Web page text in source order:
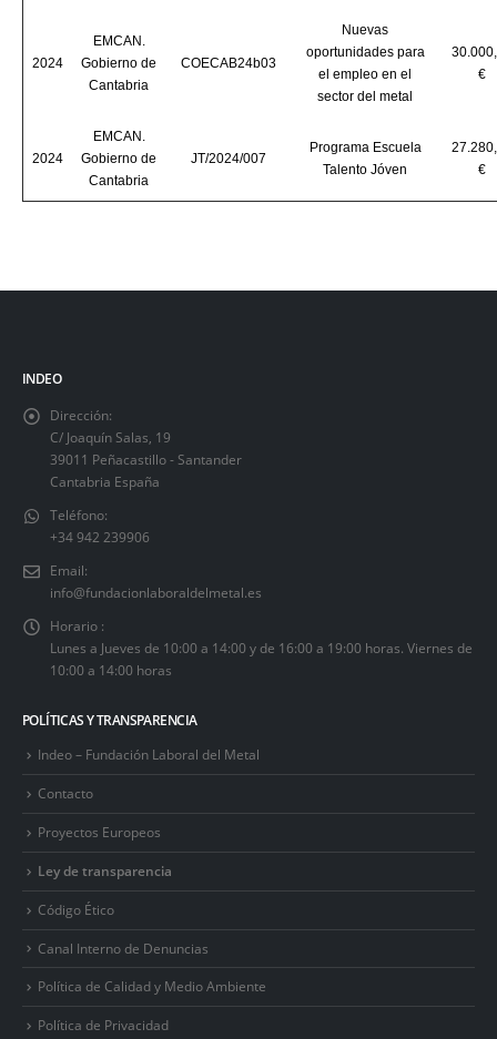
2024
EMCAN.
Gobierno de
Cantabria
COECAB24b03
Nuevas
oportunidades para
el empleo en el
sector del metal
€
2024
EMCAN.
Gobierno de
Cantabria
JT/2024/007
Programa Escuela
Talento Jóven
€
INDEO
Dirección:
C/ Joaquín Salas, 19
39011 Peñacastillo - Santander
Cantabria España
Teléfono:
+34 942 239906
Email:
info@fundacionlaboraldelmetal.es
Horario :
Lunes a Jueves de 10:00 a 14:00 y de 16:00 a 19:00 horas. Viernes de
10:00 a 14:00 horas
POLÍTICAS Y TRANSPARENCIA
Indeo – Fundación Laboral del Metal
Contacto
Proyectos Europeos
Ley de transparencia
Código Ético
Canal Interno de Denuncias
Política de Calidad y Medio Ambiente
Política de Privacidad